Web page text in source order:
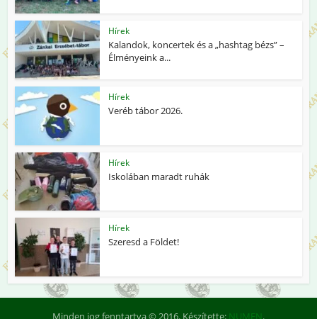
Hírek
Kalandok, koncertek és a „hashtag bézs” –
Élményeink a...
Hírek
Veréb tábor 2026.
Hírek
Iskolában maradt ruhák
Hírek
Szeresd a Földet!
Minden jog fenntartva © 2016. Készítette: NUMEN.